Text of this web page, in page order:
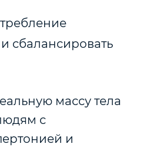
сбалансировать
массу тела
с
и